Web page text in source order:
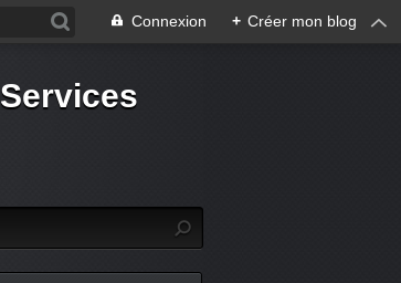
Connexion + Créer mon blog